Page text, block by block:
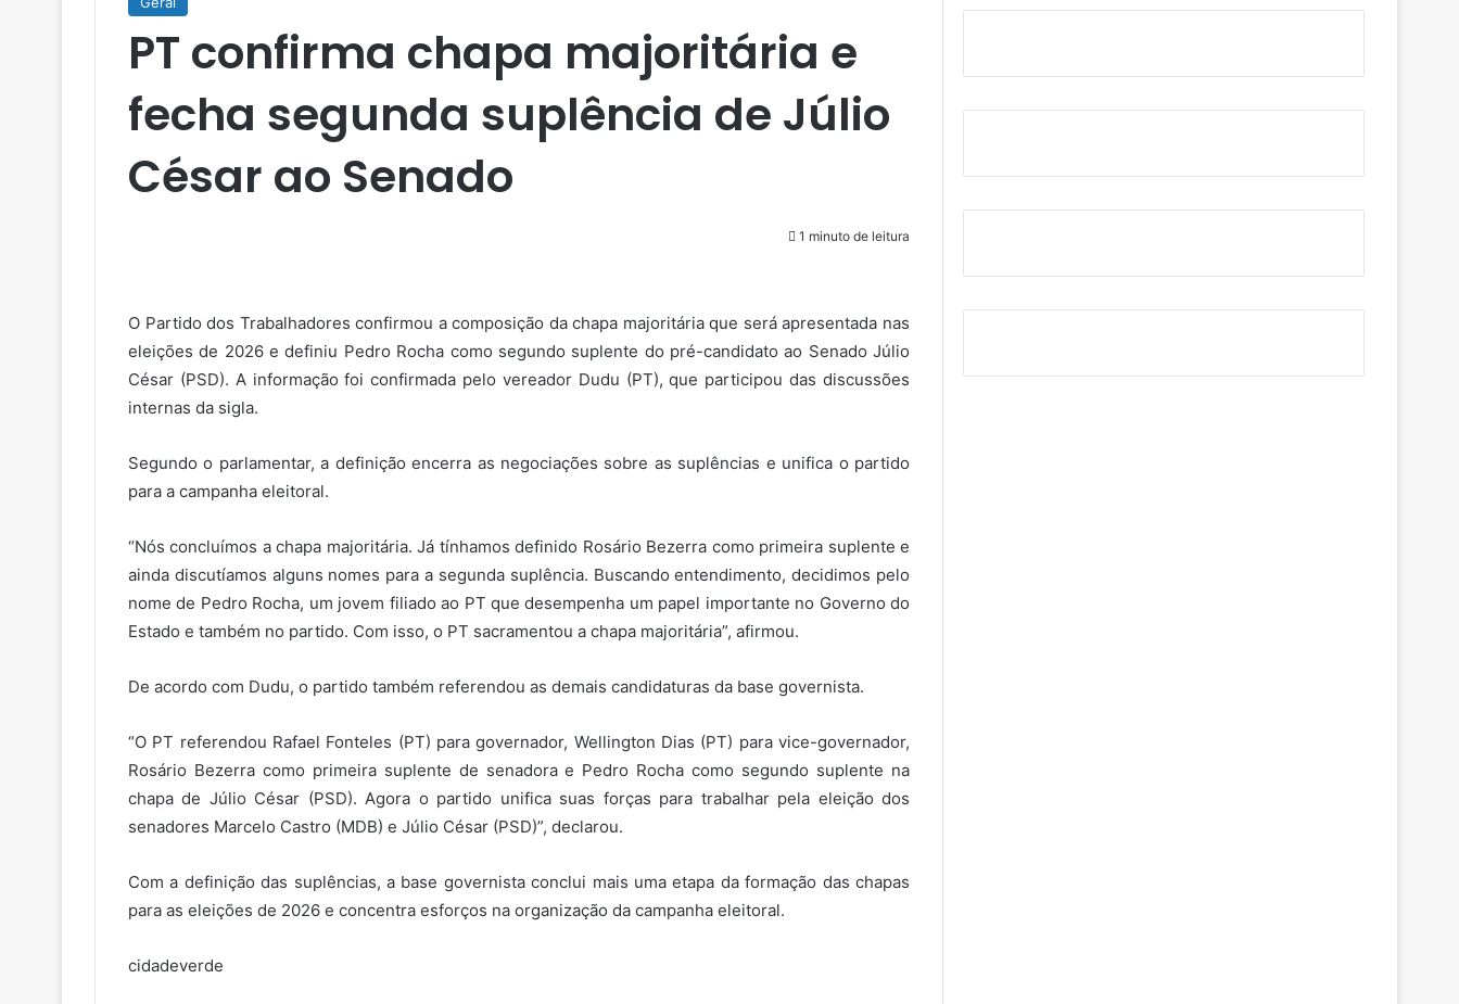
PT confirma chapa majoritária e
fecha segunda suplência de Júlio
César ao Senado
1 minuto de leitura
O Partido dos Trabalhadores confirmou a composição da chapa majoritária que será apresentada nas
eleições de 2026 e definiu Pedro Rocha como segundo suplente do pré-candidato ao Senado Júlio
César (PSD). A informação foi confirmada pelo vereador Dudu (PT), que participou das discussões
internas da sigla.
Segundo o parlamentar, a definição encerra as negociações sobre as suplências e unifica o partido
para a campanha eleitoral.
“Nós concluímos a chapa majoritária. Já tínhamos definido Rosário Bezerra como primeira suplente e
ainda discutíamos alguns nomes para a segunda suplência. Buscando entendimento, decidimos pelo
nome de Pedro Rocha, um jovem filiado ao PT que desempenha um papel importante no Governo do
Estado e também no partido. Com isso, o PT sacramentou a chapa majoritária”, afirmou.
De acordo com Dudu, o partido também referendou as demais candidaturas da base governista.
“O PT referendou Rafael Fonteles (PT) para governador, Wellington Dias (PT) para vice-governador,
Rosário Bezerra como primeira suplente de senadora e Pedro Rocha como segundo suplente na
chapa de Júlio César (PSD). Agora o partido unifica suas forças para trabalhar pela eleição dos
senadores Marcelo Castro (MDB) e Júlio César (PSD)”, declarou.
Com a definição das suplências, a base governista conclui mais uma etapa da formação das chapas
para as eleições de 2026 e concentra esforços na organização da campanha eleitoral.
cidadeverde